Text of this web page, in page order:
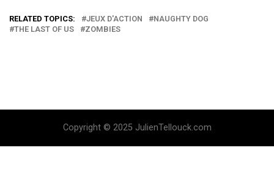
RELATED TOPICS: JEUX D'ACTION
NAUGHTY DOG
THE LAST OF US
ZOMBIES
Copyright © 2025 JulienTellouck.com